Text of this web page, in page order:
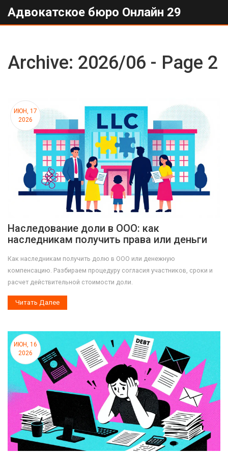
Адвокатское бюро Онлайн 29
Archive: 2026/06 - Page 2
ИЮН, 17
2026
Наследование доли в ООО: как
наследникам получить права или деньги
Как наследникам получить долю в ООО или денежную
компенсацию. Разбираем процедуру согласия участников, сроки и
расчет действительной стоимости доли.
Читать Далее
ИЮН, 16
2026